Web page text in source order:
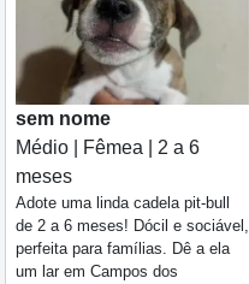
sem nome
Médio | Fêmea | 2 a 6
meses
Adote uma linda cadela pit-bull
de 2 a 6 meses! Dócil e sociável,
perfeita para famílias. Dê a ela
um lar em Campos dos